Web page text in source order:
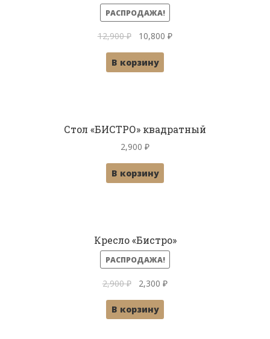
РАСПРОДАЖА!
12,900₽
Первоначальная
составляла
10,800₽Текущая
В корзину
Стол «БИСТРО» квадратный
2,900 ₽
В корзину
Кресло «Бистро»
РАСПРОДАЖА!
2,900₽
Первоначальная
составляла
2,300₽Текущая
В корзину